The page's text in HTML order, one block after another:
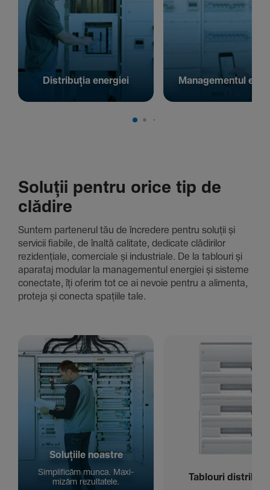
Distribuția energiei Managementul
Soluții pentru orice tip de
clădire
Suntem parte­nerul tău de încre­dere pentru soluții și
servicii fiabile, de înaltă cali­tate, dedi­cate clădi­rilor
rezi­den­țiale, comer­ciale și indus­triale. De la tablouri și
aparataj modular la managementul energiei și sisteme
conec­tate, îți oferim tot ce ai nevoie pentru a alimenta,
proteja și conecta spațiile tale.
Solu­țiile noastre
Simpli­ficăm munca. Maxi­
mizăm rezul­ta­tele.
Tablouri